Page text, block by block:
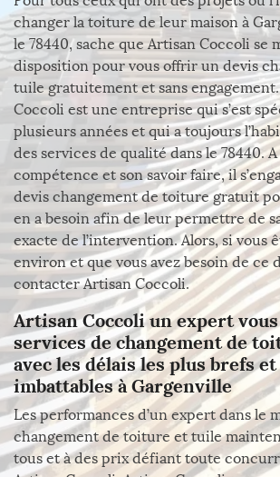
changer la toiture de leur maison à
le 78440, sache que Artisan Coccoli se
disposition pour vous offrir un devis
tuile gratuitement et sans
Coccoli est une entreprise qui s’est
plusieurs années et qui a toujours
des services de qualité dans le 78440.
compétence et son savoir faire, il
devis changement de toiture gratuit
en a besoin afin de leur permettre de
exacte de l’intervention. Alors, si vous
environ et que vous avez besoin de ce
contacter Artisan Coccoli.
Artisan Coccoli un expert
services de changement de
avec les délais les plus brefs
imbattables à Gargenville
Les performances d’un expert dans le
changement de toiture et tuile
tous et à des prix défiant toute